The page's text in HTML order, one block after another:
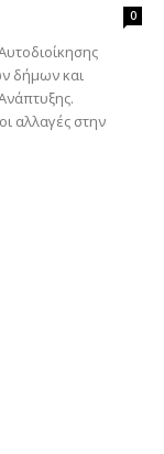
0
δήμων και
αλλαγές στην